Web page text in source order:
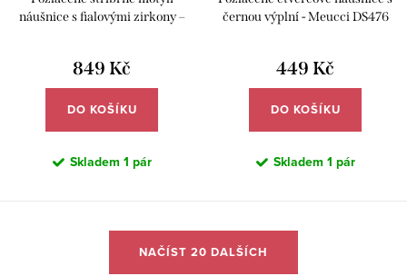
náušnice s fialovými zirkony –
849 Kč
DO KOŠÍKU
Skladem 1 pár
černou výplní - Meucci DS476
449 Kč
DO KOŠÍKU
Skladem 1 pár
NAČÍST 20 DALŠÍCH